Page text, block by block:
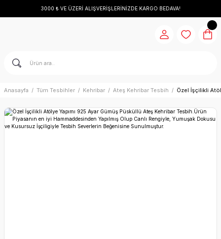
3000 ₺ VE ÜZERİ ALIŞVERİŞLERİNİZDE KARGO BEDAVA!
Anasayfa Tüm Tesbihler Kehribar Ateş Kehribar Tesbih Özel İşçilikli